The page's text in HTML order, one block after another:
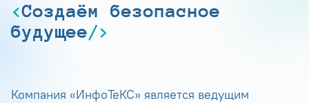
Создаём безопасное
будущее
Компания «ИнфоТеКС» является ведущим